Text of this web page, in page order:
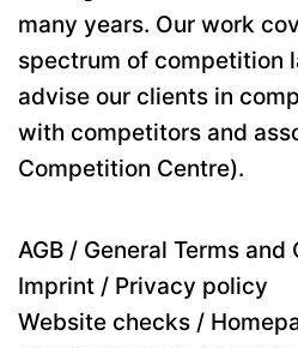
many years. Our work
spectrum of competition
advise our clients in
with competitors and
Competition Centre).
AGB / General Terms and
Imprint / Privacy policy
Website checks /